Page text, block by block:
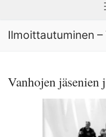
Ilmoittautuminen
Vanhojen jäsenien